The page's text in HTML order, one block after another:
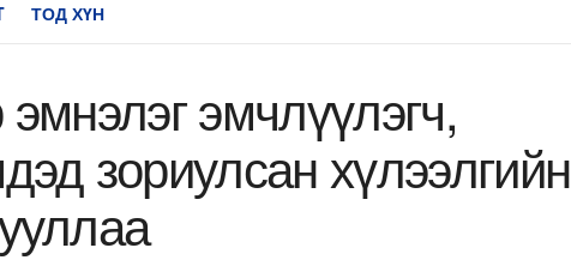
ТОД ХҮН
эмнэлэг эмчлүүлэгч,
зориулсан хүлээлгийн